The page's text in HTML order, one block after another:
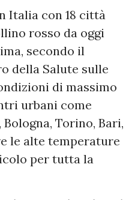
Italia con 18 città
rosso da oggi
secondo il
della Salute sulle
di massimo
urbani come
Torino, Bari,
le alte temperature
per tutta la